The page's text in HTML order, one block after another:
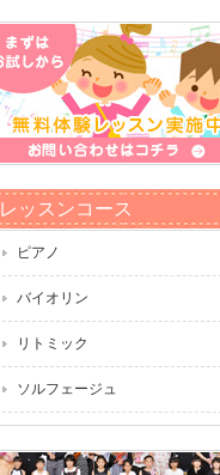
レッスンコース
ピアノ
バイオリン
リトミック
ソルフェージュ